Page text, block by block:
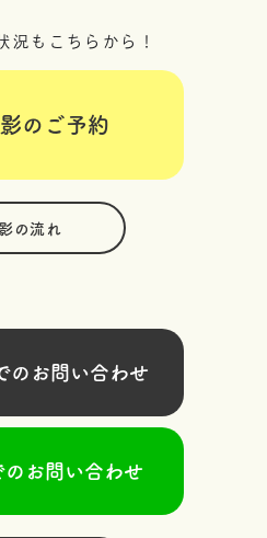
況もこちらから！
のご予約
の流れ
お問い合わせ
問い合わせ